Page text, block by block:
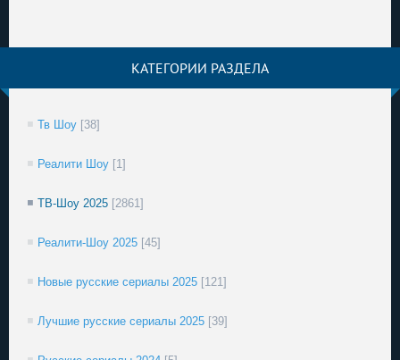
КАТЕГОРИИ РАЗДЕЛА
Тв Шоу [38]
Реалити Шоу [1]
ТВ-Шоу 2025 [2861]
Реалити-Шоу 2025 [45]
Новые русские сериалы 2025 [121]
Лучшие русские сериалы 2025 [39]